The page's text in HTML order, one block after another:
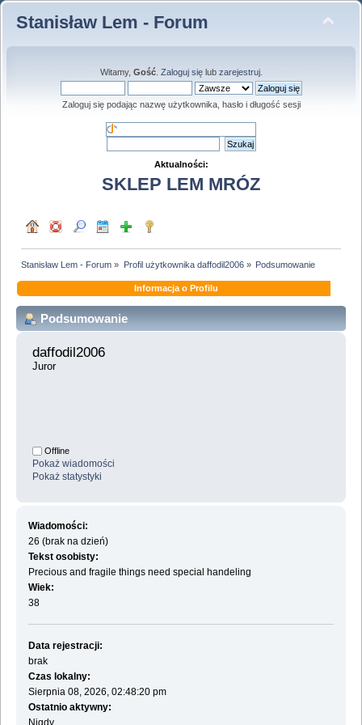
Stanisław Lem - Forum
Witamy, Gość. Zaloguj sięlub zarejestruj.
Zaloguj się podając nazwę użytkownika, hasło i długość sesji
Aktualności:
SKLEP LEM MRÓZ
Stanisław Lem - Forum » Profil użytkownika daffodil2006» Podsumowanie
Informacja o Profilu
Podsumowanie
daffodil2006
Juror
Offline
Pokaż wiadomości
Pokaż statystyki
Wiadomości:
26 (brak na dzień)
Tekst osobisty:
Precious and fragile things need special handeling
Wiek:
38
Data rejestracji:
brak
Czas lokalny:
Sierpnia 08, 2026, 02:48:20 pm
Ostatnio aktywny:
Nigdy